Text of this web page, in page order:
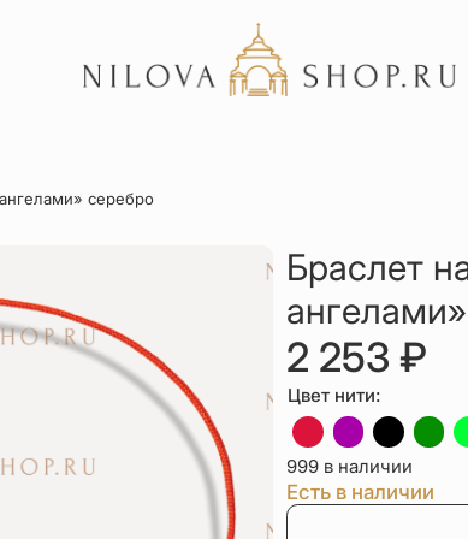
Акции
серебро
Браслет
2 253 ₽
Цвет нити:
999 в наличии
Есть в наличии